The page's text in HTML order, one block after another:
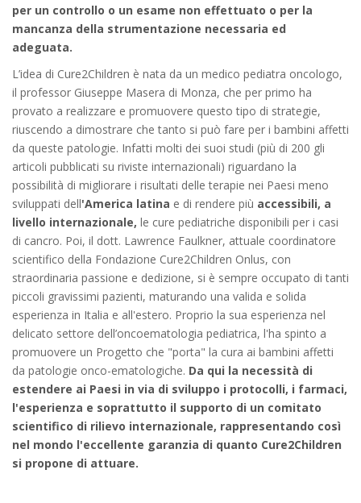
per un controllo o un esame non effettuato o per la
mancanza della strumentazione necessaria ed
adeguata.
L’idea di Cure2Children è nata da un medico pediatra oncologo,
il professor Giuseppe Masera di Monza, che per primo ha
provato a realizzare e promuovere questo tipo di strategie,
riuscendo a dimostrare che tanto si può fare per i bambini affetti
da queste patologie. Infatti molti dei suoi studi (più di 200 gli
articoli pubblicati su riviste internazionali) riguardano la
possibilità di migliorare i risultati delle terapie nei Paesi meno
sviluppati dell'America latina e di rendere più accessibili, a
livello internazionale, le cure pediatriche disponibili per i casi
di cancro. Poi, il dott. Lawrence Faulkner, attuale coordinatore
scientifico della Fondazione Cure2Children Onlus, con
straordinaria passione e dedizione, si è sempre occupato di tanti
piccoli gravissimi pazienti, maturando una valida e solida
esperienza in Italia e all'estero. Proprio la sua esperienza nel
delicato settore dell’oncoematologia pediatrica, l'ha spinto a
promuovere un Progetto che "porta" la cura ai bambini affetti
da patologie onco-ematologiche. Da qui la necessità di
estendere ai Paesi in via di sviluppo i protocolli, i farmaci,
l'esperienza e soprattutto il supporto di un comitato
scientifico di rilievo internazionale, rappresentando così
nel mondo l'eccellente garanzia di quanto Cure2Children
si propone di attuare.